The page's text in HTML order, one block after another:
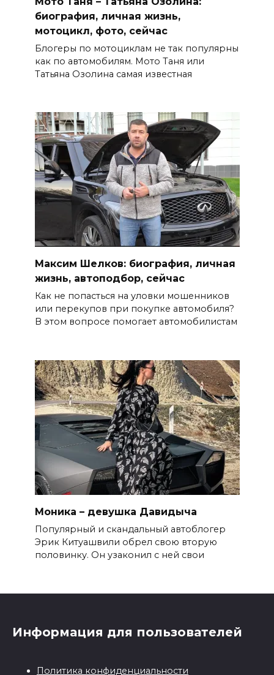
биография, личная жизнь,
мотоцикл, фото, сейчас
Блогеры по мотоциклам не так популярны
как по автомобилям. Мото Таня или
Татьяна Озолина самая известная
Максим Шелков: биография, личная
жизнь, автоподбор, сейчас
Как не попасться на уловки мошенников
или перекупов при покупке автомобиля?
В этом вопросе помогает автомобилистам
Моника – девушка Давидыча
Популярный и скандальный автоблогер
Эрик Китуашвили обрел свою вторую
половинку. Он узаконил с ней свои
Информация для пользователей
Политика конфиденциальности